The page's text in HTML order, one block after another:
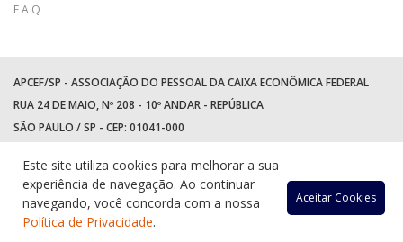
F A Q
APCEF/SP - ASSOCIAÇÃO DO PESSOAL DA CAIXA ECONÔMICA FEDERAL
RUA 24 DE MAIO, Nº 208 - 10º ANDAR - REPÚBLICA
SÃO PAULO / SP - CEP: 01041-000
WhatsApp: (11) 94597-5758
Acessar
Acessar
Este site utiliza cookies para melhorar a sua
experiência de navegação. Ao continuar
navegando, você concorda com a nossa
Política de Privacidade.
Aceitar Cookies